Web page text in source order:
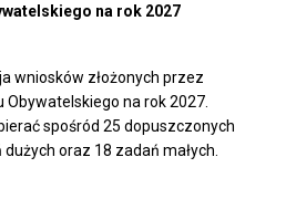
na rok 2027
wniosków złożonych przez
na rok 2027.
spośród 25 dopuszczonych
oraz 18 zadań małych.